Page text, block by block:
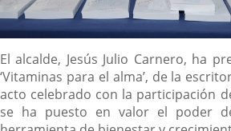
Descripción
El alcalde, Jesús Julio Carnero, ha
‘Vitaminas para el alma’, de la
acto celebrado con la participación
se ha puesto en valor el poder